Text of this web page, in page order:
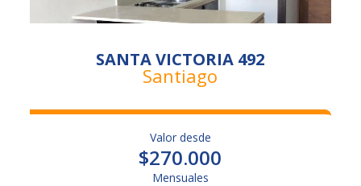
SANTA VICTORIA 492
Santiago
Valor desde
$270.000
Mensuales